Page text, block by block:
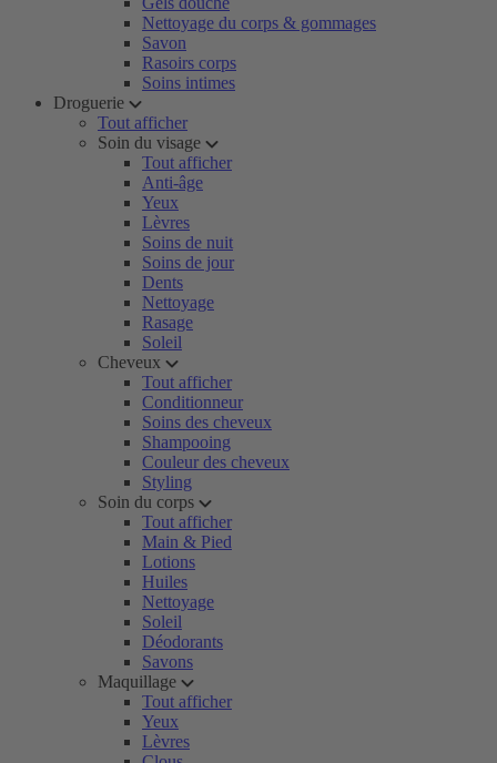
Nettoyage du corps & gommages
Savon
Rasoirs corps
Soins intimes
Droguerie
Tout afficher
Soin du visage
Tout afficher
Anti-âge
Yeux
Lèvres
Soins de nuit
Soins de jour
Dents
Nettoyage
Rasage
Soleil
Cheveux
Tout afficher
Conditionneur
Soins des cheveux
Shampooing
Couleur des cheveux
Styling
Soin du corps
Tout afficher
Main & Pied
Lotions
Huiles
Nettoyage
Soleil
Déodorants
Savons
Maquillage
Tout afficher
Yeux
Lèvres